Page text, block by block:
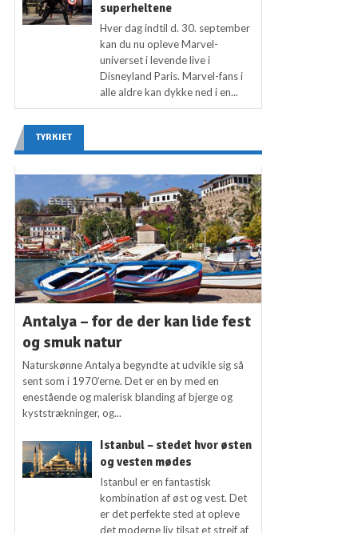
superheltene
Hver dag indtil d. 30. september
kan du nu opleve Marvel-
universet i levende live i
Disneyland Paris. Marvel-fans i
alle aldre kan dykke ned i en...
TYRKIET
Antalya – for de der kan lide fest
og smuk natur
Naturskønne Antalya begyndte at udvikle sig så
sent som i 1970’erne. Det er en by med en
enestående og malerisk blanding af bjerge og
kyststrækninger, og...
Istanbul – stedet hvor østen
og vesten mødes
Istanbul er en fantastisk
kombination af øst og vest. Det
er det perfekte sted at opleve
det moderne liv tilsat et strejf af